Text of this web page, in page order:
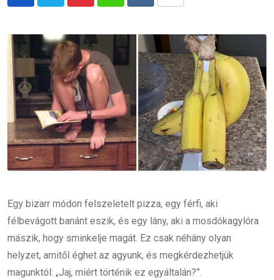
Email
Egy bizarr módon felszeletelt pizza, egy férfi, aki
félbevágott banánt eszik, és egy lány, aki a mosdókagylóra
mászik, hogy sminkelje magát. Ez csak néhány olyan
helyzet, amitől éghet az agyunk, és megkérdezhetjük
magunktól: „Jaj, miért történik ez egyáltalán?”.